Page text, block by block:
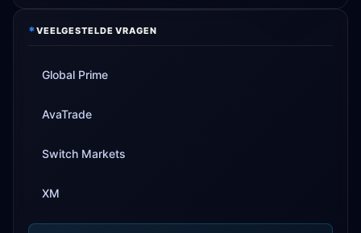
*VEELGESTELDE VRAGEN
Global Prime
AvaTrade
Switch Markets
XM